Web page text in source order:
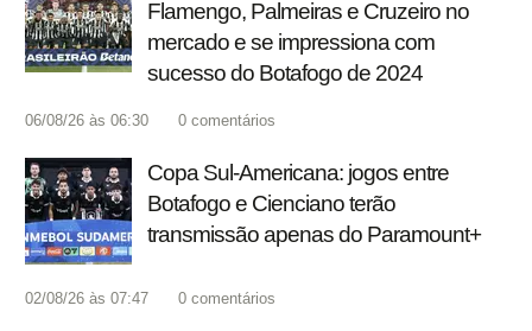
Flamengo, Palmeiras e Cruzeiro no
mercado e se impressiona com
sucesso do Botafogo de 2024
06/08/26 às 06:30 0 comentários
Copa Sul-Americana: jogos entre
Botafogo e Cienciano terão
transmissão apenas do Paramount+
02/08/26 às 07:47 0 comentários